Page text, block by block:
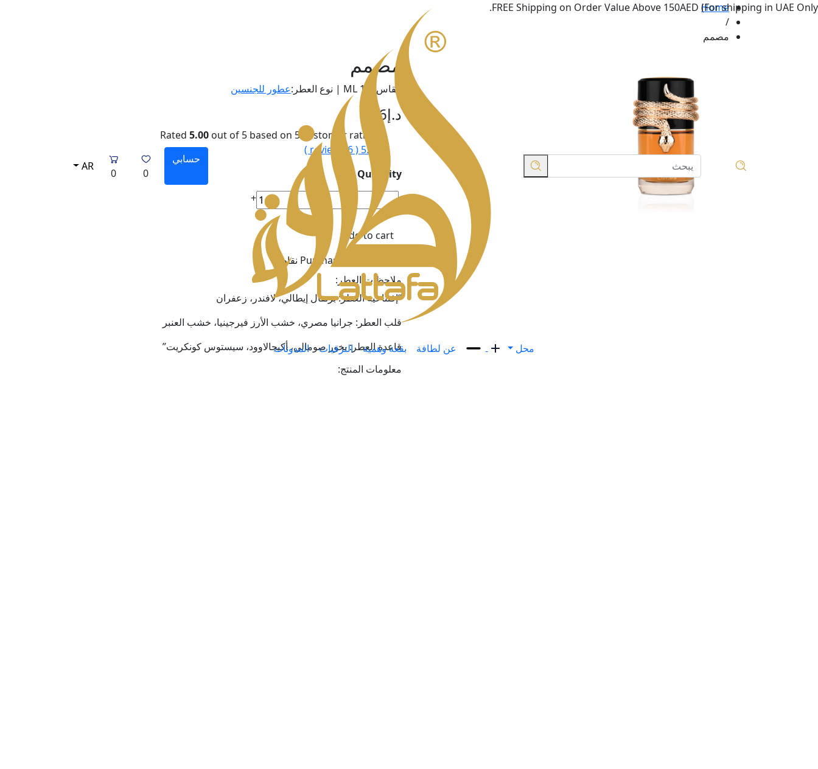
FREE Shipping on Order Value Above 150AED (For shipping in UAE Only.
حسابي
0
0
AR
محل عن لطافة بقعة وهمية الترقيات المدونات
Home
/
مصمم
مصمم
مقاس100 ML | نوع العطر: عطور للجنسين
د.إ206
Rated 5.00 out of 5 based on 5 customer ratings
6
Quantity
مصمم
quantity
-
+
Add to cart
Purchase & earn 206 نقاط!
ملاحظات العطر:
“إفتتاحية العطر: برتقال إيطالي، لافندر، زعفران
قلب العطر: جرانيا مصري، خشب الأرز فيرجينيا، خشب العنبر
قاعدة العطر: بخور صومالي، أكيجالاوود، سيستوس كونكريت”
معلومات المنتج: